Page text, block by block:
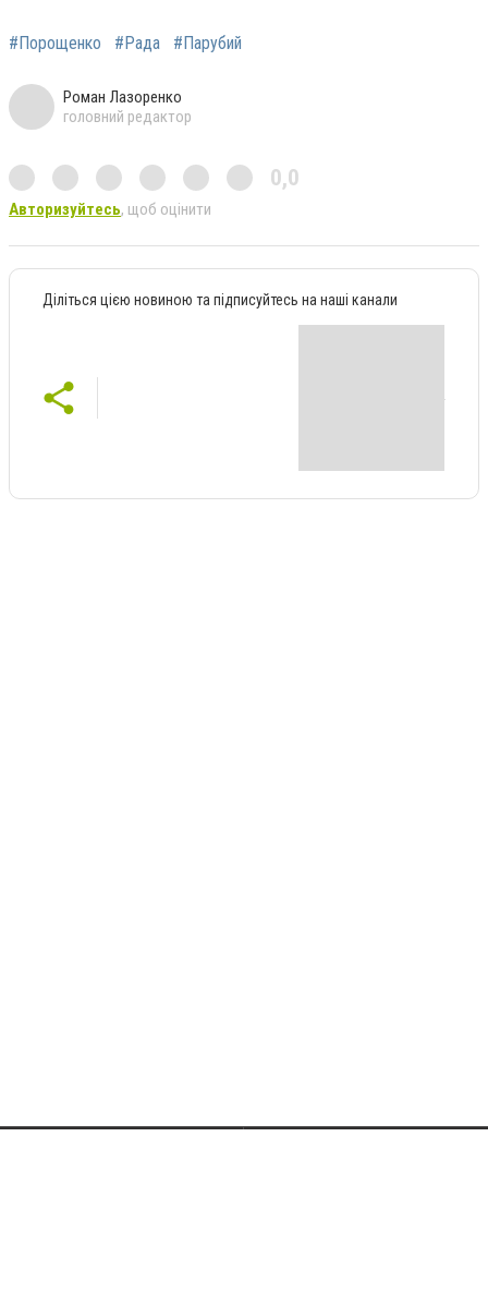
#Порощенко #Рада #Парубий
Роман Лазоренко
головний редактор
0,0
Авторизуйтесь, щоб оцінити
Діліться цією новиною та підписуйтесь на наші канали